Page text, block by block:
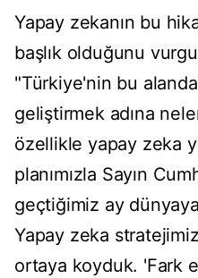
Yapay zekanın bu
başlık olduğunu
"Türkiye'nin bu
geliştirmek adına
özellikle yapay zeka
planımızla Sayın
geçtiğimiz ay
Yapay zeka
ortaya koyduk. 'Fark